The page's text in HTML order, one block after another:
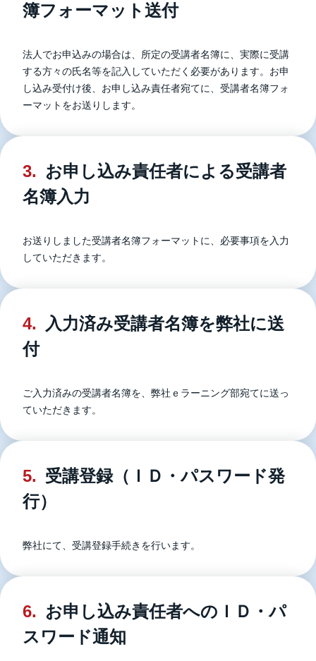
簿フォーマット送付
法人でお申込みの場合は、所定の受講者名簿に、実際に受講
する方々の氏名等を記入していただく必要があります。お申
し込み受付け後、お申し込み責任者宛てに、受講者名簿フォ
ーマットをお送りします。
3. お申し込み責任者による受講者
名簿入力
お送りしました受講者名簿フォーマットに、必要事項を入力
していただきます。
4.
入力済み受講者名簿を弊社に送
付
ご入力済みの受講者名簿を、弊社ｅラーニング部宛てに送っ
ていただきます。
5. 受講登録（ＩＤ・パスワード発
行）
弊社にて、受講登録手続きを行います。
6. お申し込み責任者へのＩＤ・パ
スワード通知